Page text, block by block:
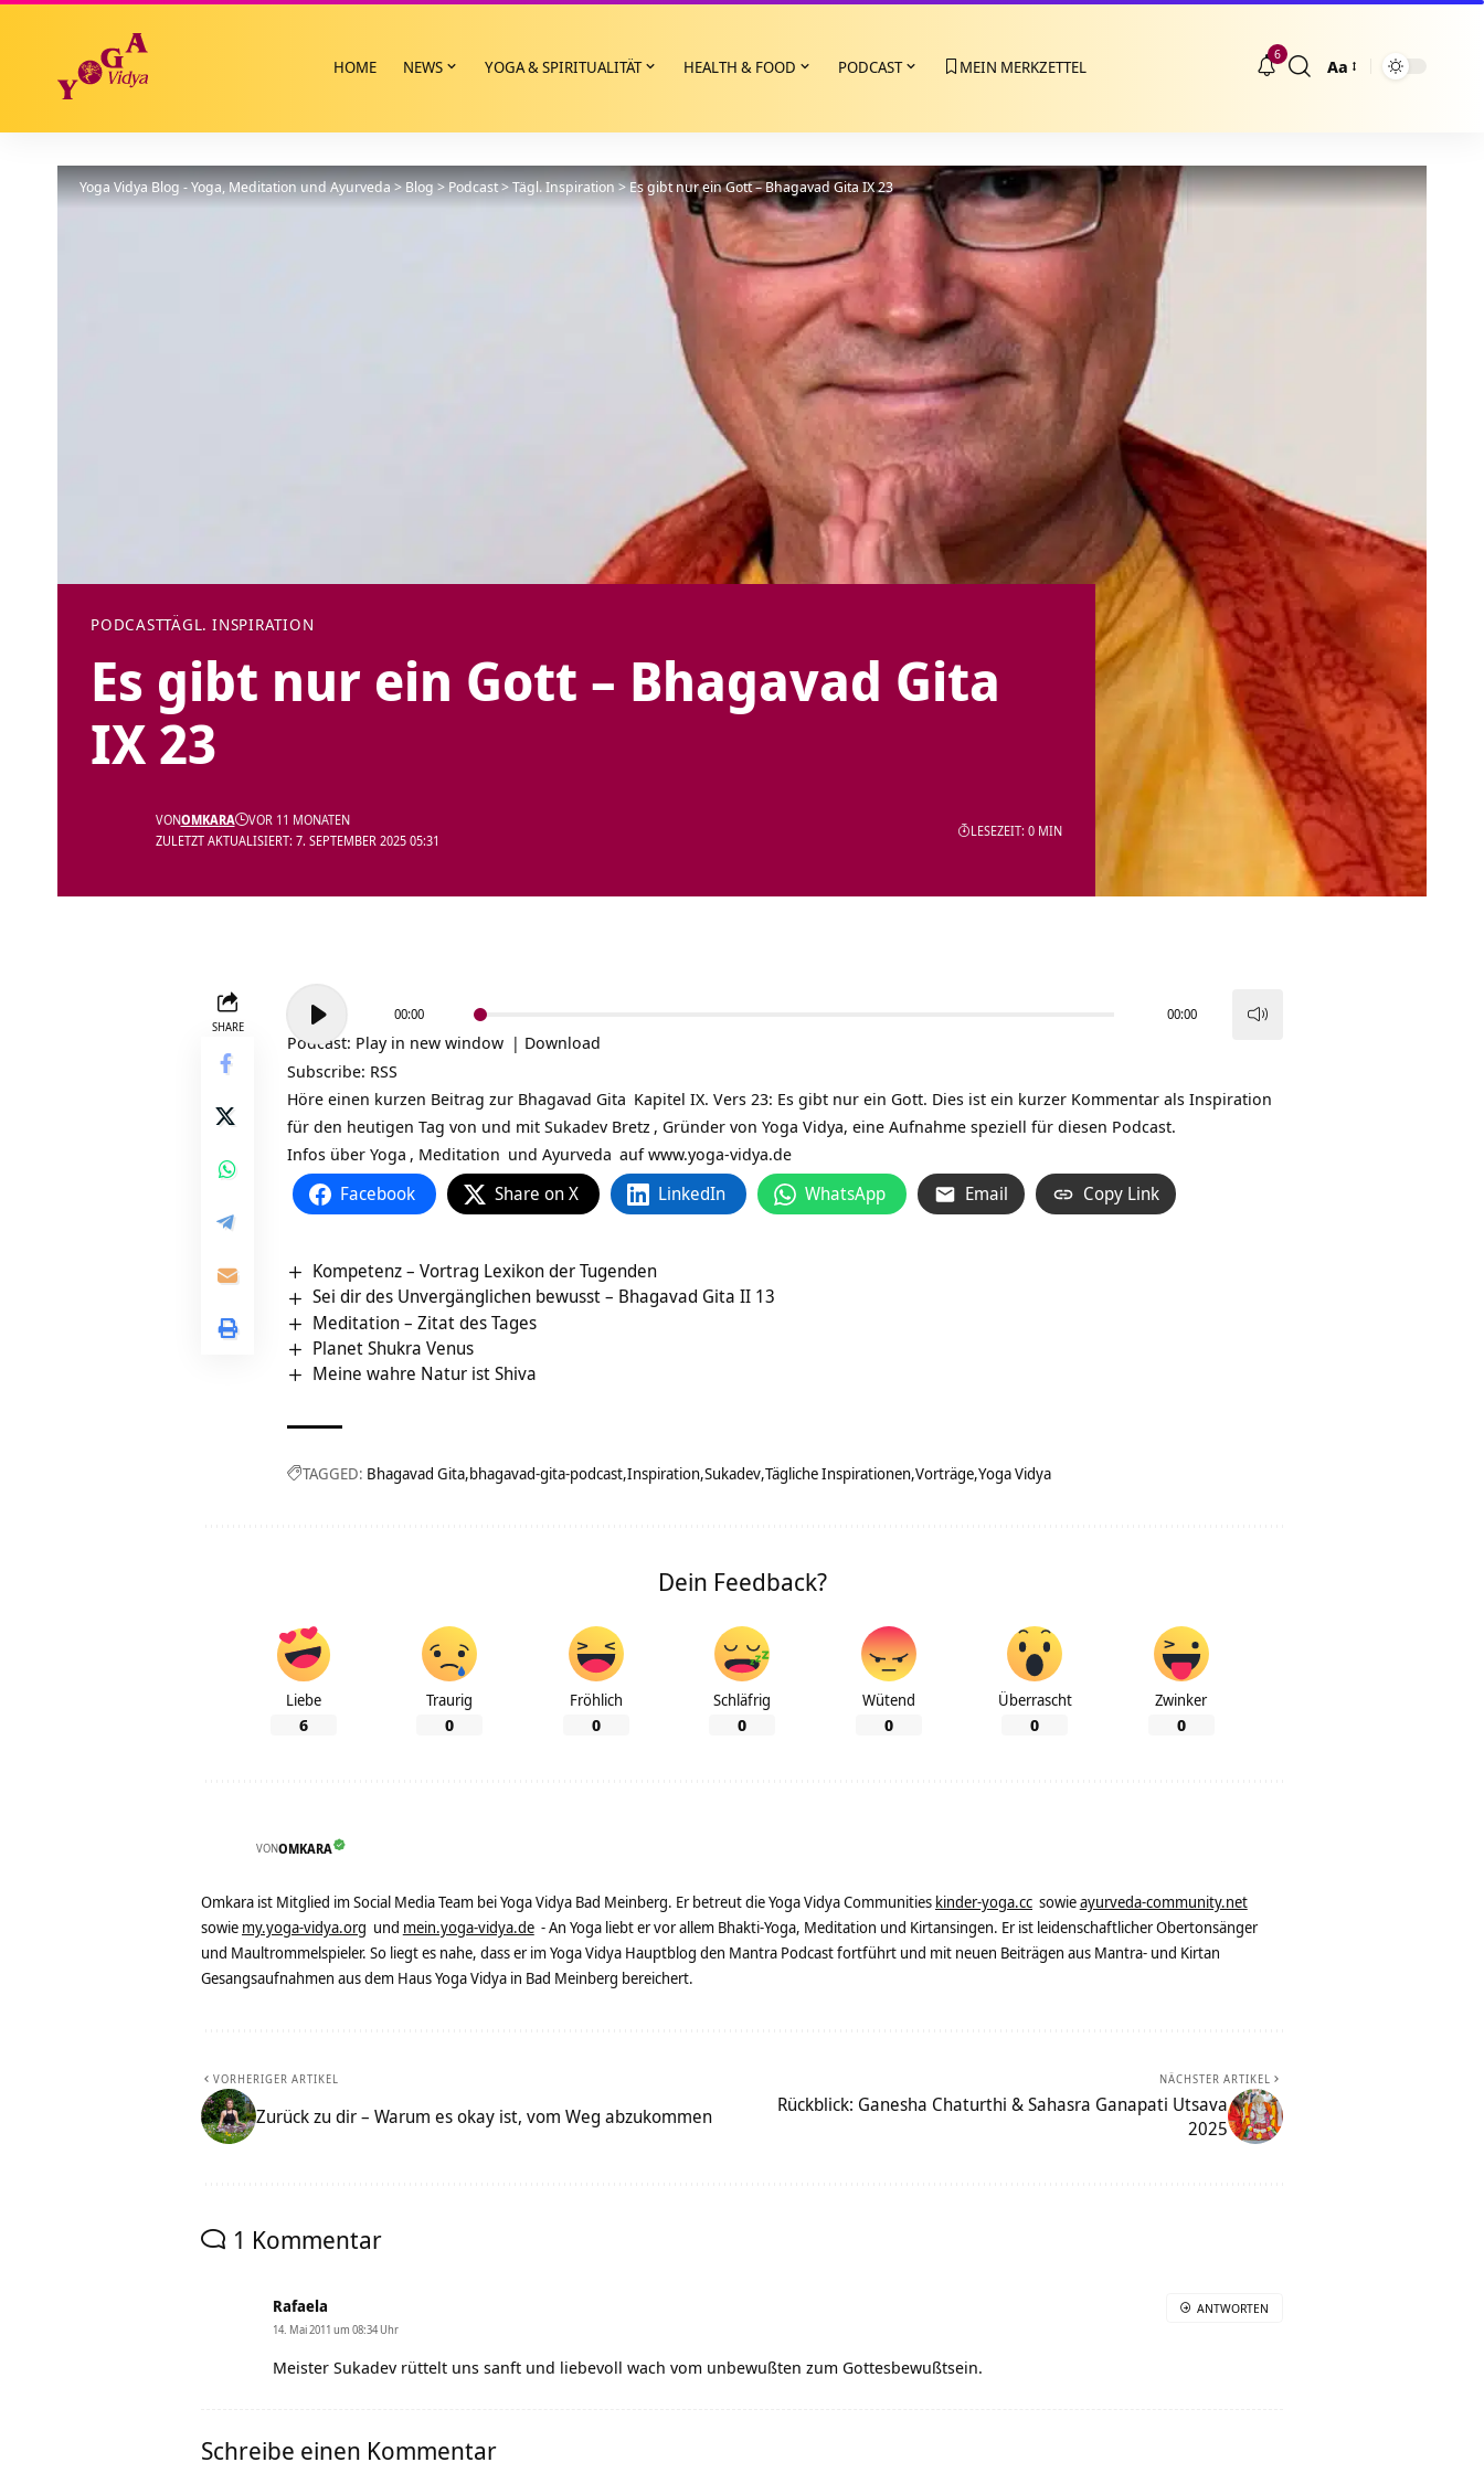
HOME NEWS YOGA & SPIRITUALITÄT HEALTH & FOOD PODCAST MEIN MERKZETTEL
6
Größenänderung
Aa
Yoga Vidya Blog - Yoga, Meditation und Ayurveda>Blog>Podcast>Tägl. Inspiration>Es gibt nur ein Gott – Bhagavad Gita IX 23
PODCASTTÄGL. INSPIRATION
Es gibt nur ein Gott – Bhagavad Gita
IX 23
ZULETZT AKTUALISIERT: 7. SEPTEMBER 2025 05:31
VONOMKARA VOR 11 MONATEN
LESEZEIT: 0 MIN
SHARE
Player
00:00 00:00
Podcast: Play in new window | Download
Subscribe: RSS
Höre einen kurzen Beitrag zur Bhagavad Gita Kapitel IX. Vers 23: Es gibt nur ein Gott. Dies ist ein kurzer Kommentar als Inspiration
für den heutigen Tag von und mit Sukadev Bretz , Gründer von Yoga Vidya, eine Aufnahme speziell für diesen Podcast.
Infos über Yoga , Meditation und Ayurveda aufwww.yoga-vidya.de
Facebook Share on X LinkedIn WhatsApp Email Copy Link
Kompetenz – Vortrag Lexikon der Tugenden
Sei dir des Unvergänglichen bewusst – Bhagavad Gita II 13
Meditation – Zitat des Tages
Planet Shukra Venus
Meine wahre Natur ist Shiva
TAGGED: Bhagavad Gita bhagavad-gita-podcast Inspiration Sukadev Tägliche Inspirationen Vorträge Yoga Vidya
Dein Feedback?
Liebe
6
Traurig
0
Fröhlich
0
Schläfrig
0
Wütend
0
Überrascht
0
Zwinker
0
VONOMKARA
Omkara ist Mitglied im Social Media Team bei Yoga Vidya Bad Meinberg. Er betreut die Yoga Vidya Communities kinder-yoga.cc sowieayurveda-community.net
sowie my.yoga-vidya.org und mein.yoga-vidya.de - An Yoga liebt er vor allem Bhakti-Yoga, Meditation und Kirtansingen. Er ist leidenschaftlicher Obertonsänger
und Maultrommelspieler. So liegt es nahe, dass er im Yoga Vidya Hauptblog den Mantra Podcast fortführt und mit neuen Beiträgen aus Mantra- und Kirtan
Gesangsaufnahmen aus dem Haus Yoga Vidya in Bad Meinberg bereichert.
VORHERIGER ARTIKEL
Zurück zu dir – Warum es okay ist, vom Weg abzukommen
NÄCHSTER ARTIKEL
Rückblick: Ganesha Chaturthi & Sahasra Ganapati Utsava
2025
1 Kommentar
Rafaela
14. Mai 2011 um 08:34 Uhr
Meister Sukadev rüttelt uns sanft und liebevoll wach vom unbewußten zum Gottesbewußtsein.
ANTWORTEN
Schreibe einen Kommentar